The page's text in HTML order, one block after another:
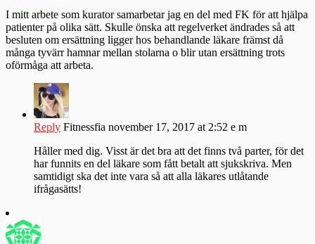
I mitt arbete som kurator samarbetar jag en del med FK för att hjälpa
patienter på olika sätt. Skulle önska att regelverket ändrades så att
besluten om ersättning ligger hos behandlande läkare främst då
många tyvärr hamnar mellan stolarna o blir utan ersättning trots
oförmåga att arbeta.
Reply Fitnessfia november 17, 2017 at 2:52 e m
Håller med dig. Visst är det bra att det finns två parter, för det
har funnits en del läkare som fått betalt att sjukskriva. Men
samtidigt ska det inte vara så att alla läkares utlåtande
ifrågasätts!